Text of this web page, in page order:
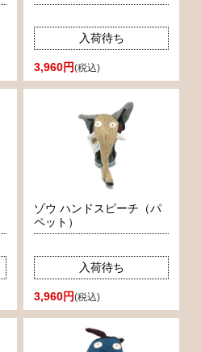
入荷待ち
3,960円(税込)
ゾウ ハンドスピーチ（パ
ペット）
入荷待ち
3,960円(税込)